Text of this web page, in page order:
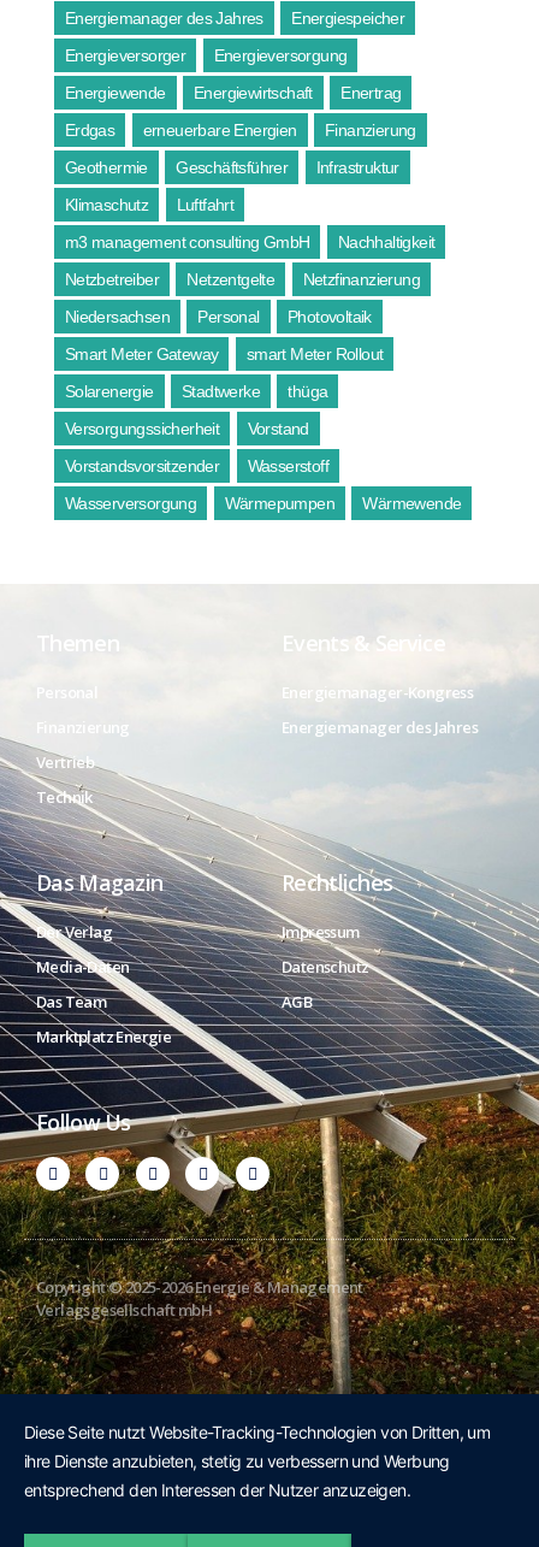
Energiemanager des Jahres
Energiespeicher
Energieversorger
Energieversorgung
Energiewende
Energiewirtschaft
Enertrag
Erdgas
erneuerbare Energien
Finanzierung
Geothermie
Geschäftsführer
Infrastruktur
Klimaschutz
Luftfahrt
m3 management consulting GmbH
Nachhaltigkeit
Netzbetreiber
Netzentgelte
Netzfinanzierung
Niedersachsen
Personal
Photovoltaik
Smart Meter Gateway
smart Meter Rollout
Solarenergie
Stadtwerke
thüga
Versorgungssicherheit
Vorstand
Vorstandsvorsitzender
Wasserstoff
Wasserversorgung
Wärmepumpen Wärmewende
Themen
Finanzierung
Vertrieb
Technik
Events & Service
Energiemanager-Kongress
Energiemanager des Jahres
Das Magazin
Der Verlag
Media-Daten
Das Team
Marktplatz Energie
Rechtliches
Impressum
Datenschutz
AGB
Follow Us
Copyright © 2025-2026 Energie & Management
Verlagsgesellschaft mbH
Diese Seite nutzt Website-Tracking-Technologien von Dritten, um
ihre Dienste anzubieten, stetig zu verbessern und Werbung
entsprechend den Interessen der Nutzer anzuzeigen.